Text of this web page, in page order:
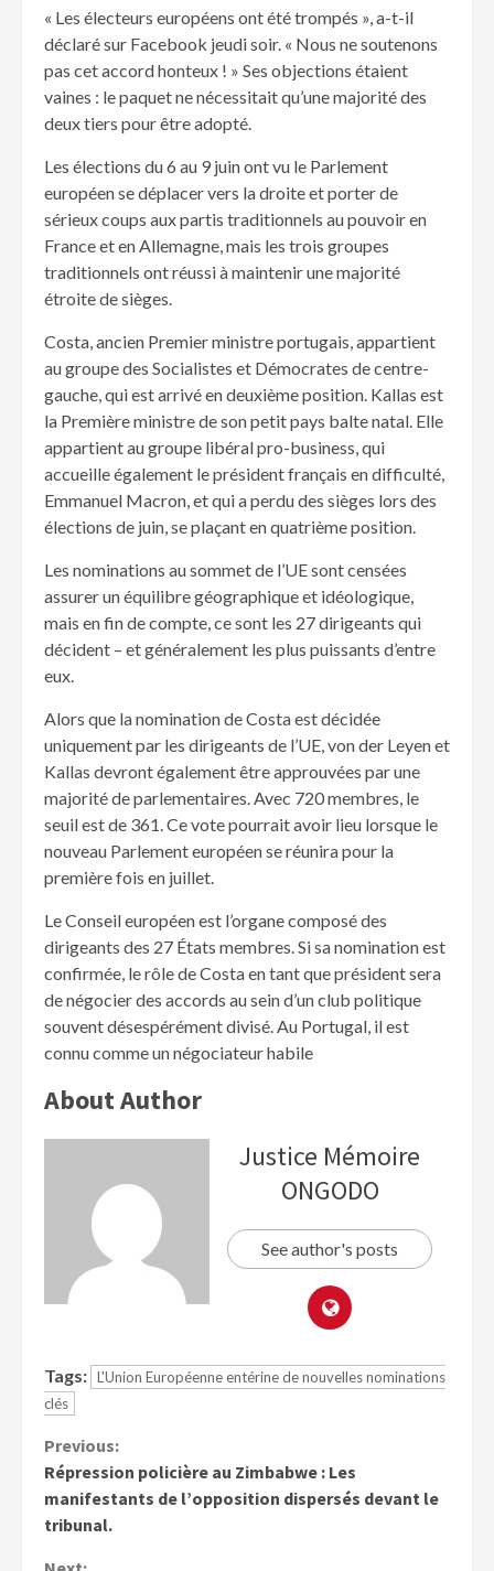
« Les électeurs européens ont été trompés », a-t-il
déclaré sur Facebook jeudi soir. « Nous ne soutenons
pas cet accord honteux ! » Ses objections étaient
vaines : le paquet ne nécessitait qu’une majorité des
deux tiers pour être adopté.
Les élections du 6 au 9 juin ont vu le Parlement
européen se déplacer vers la droite et porter de
sérieux coups aux partis traditionnels au pouvoir en
France et en Allemagne, mais les trois groupes
traditionnels ont réussi à maintenir une majorité
étroite de sièges.
Costa, ancien Premier ministre portugais, appartient
au groupe des Socialistes et Démocrates de centre-
gauche, qui est arrivé en deuxième position. Kallas est
la Première ministre de son petit pays balte natal. Elle
appartient au groupe libéral pro-business, qui
accueille également le président français en difficulté,
Emmanuel Macron, et qui a perdu des sièges lors des
élections de juin, se plaçant en quatrième position.
Les nominations au sommet de l’UE sont censées
assurer un équilibre géographique et idéologique,
mais en fin de compte, ce sont les 27 dirigeants qui
décident – et généralement les plus puissants d’entre
eux.
Alors que la nomination de Costa est décidée
uniquement par les dirigeants de l’UE, von der Leyen et
Kallas devront également être approuvées par une
majorité de parlementaires. Avec 720 membres, le
seuil est de 361. Ce vote pourrait avoir lieu lorsque le
nouveau Parlement européen se réunira pour la
première fois en juillet.
Le Conseil européen est l’organe composé des
dirigeants des 27 États membres. Si sa nomination est
confirmée, le rôle de Costa en tant que président sera
de négocier des accords au sein d’un club politique
souvent désespérément divisé. Au Portugal, il est
connu comme un négociateur habile
About Author
Justice Mémoire
ONGODO
See author's posts
Tags: L'Union Européenne entérine de nouvelles nominations
clés
Previous:
Répression policière au Zimbabwe : Les
manifestants de l’opposition dispersés devant le
tribunal.